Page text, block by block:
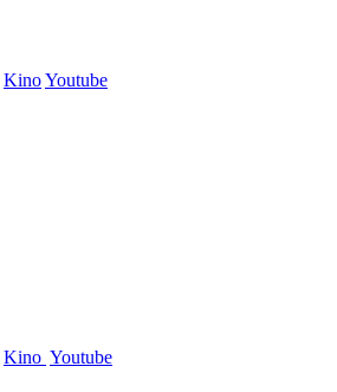
KinoYoutube
Kino Youtube